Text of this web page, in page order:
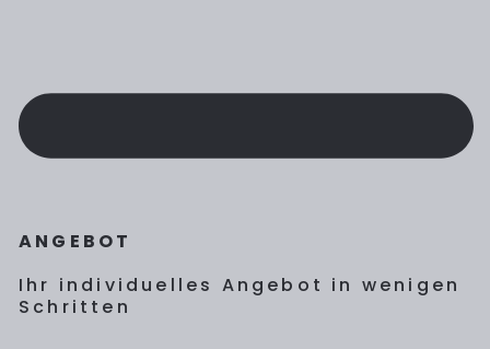
ANGEBOT
Ihr individuelles Angebot in wenigen
Schritten